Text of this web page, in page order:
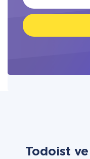
Todoist